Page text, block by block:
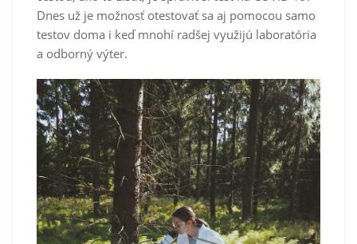
Dnes už je možnosť otestovať sa aj pomocou samo
testov doma i keď mnohí radšej využijú laboratória
a odborný výter.